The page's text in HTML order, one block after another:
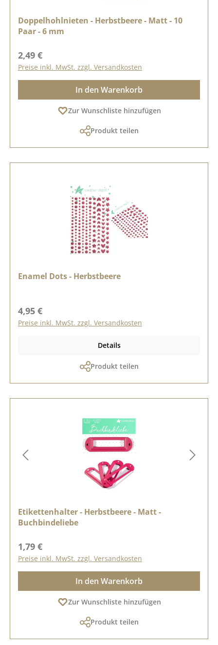
Doppelhohlnieten - Herbstbeere - Matt - 10
Paar - 6 mm
Regulärer Preis:
2,49 €
Preise inkl. MwSt. zzgl. Versandkosten
In den Warenkorb
Zur Wunschliste hinzufügen
Produkt teilen
Enamel Dots - Herbstbeere
Regulärer Preis:
4,95 €
Preise inkl. MwSt. zzgl. Versandkosten
Details
Produkt teilen
Etikettenhalter - Herbstbeere - Matt -
Buchbindeliebe
Regulärer Preis:
1,79 €
Preise inkl. MwSt. zzgl. Versandkosten
In den Warenkorb
Zur Wunschliste hinzufügen
Produkt teilen